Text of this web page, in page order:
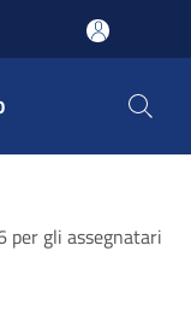
per gli assegnatari